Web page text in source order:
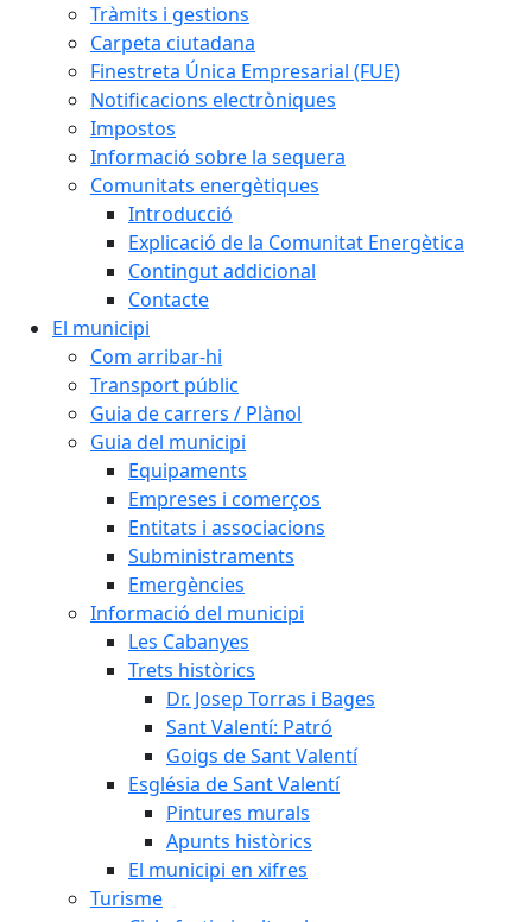
Tràmits i gestions
Carpeta ciutadana
Finestreta Única Empresarial (FUE)
Notificacions electròniques
Impostos
Informació sobre la sequera
Comunitats energètiques
Introducció
Explicació de la Comunitat Energètica
Contingut addicional
Contacte
El municipi
Com arribar-hi
Transport públic
Guia de carrers / Plànol
Guia del municipi
Equipaments
Empreses i comerços
Entitats i associacions
Subministraments
Emergències
Informació del municipi
Les Cabanyes
Trets històrics
Dr. Josep Torras i Bages
Sant Valentí: Patró
Goigs de Sant Valentí
Església de Sant Valentí
Pintures murals
Apunts històrics
El municipi en xifres
Turisme